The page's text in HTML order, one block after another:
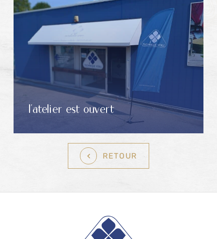
l'atelier est ouvert
RETOUR